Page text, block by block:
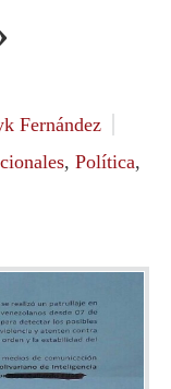
Fernández
, Política,